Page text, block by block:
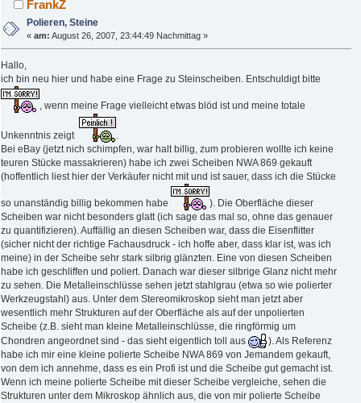
FrankZ
Polieren, Steine
«am: August 26, 2007, 23:44:49 Nachmittag »
Hallo,
ich bin neu hier und habe eine Frage zu Steinscheiben. Entschuldigt bitte
, wenn meine Frage vielleicht etwas blöd ist und meine totale
Unkenntnis zeigt
.
Bei eBay (jetzt nich schimpfen, war halt billig, zum probieren wollte ich keine
teuren Stücke massakrieren) habe ich zwei Scheiben NWA 869 gekauft
(hoffentlich liest hier der Verkäufer nicht mit und ist sauer, dass ich die Stücke
so unanständig billig bekommen habe
). Die Oberfläche dieser
Scheiben war nicht besonders glatt (ich sage das mal so, ohne das genauer
zu quantifizieren). Auffällig an diesen Scheiben war, dass die Eisenflitter
(sicher nicht der richtige Fachausdruck - ich hoffe aber, dass klar ist, was ich
meine) in der Scheibe sehr stark silbrig glänzten. Eine von diesen Scheiben
habe ich geschliffen und poliert. Danach war dieser silbrige Glanz nicht mehr
zu sehen. Die Metalleinschlüsse sehen jetzt stahlgrau (etwa so wie polierter
Werkzeugstahl) aus. Unter dem Stereomikroskop sieht man jetzt aber
wesentlich mehr Strukturen auf der Oberfläche als auf der unpolierten
Scheibe (z.B. sieht man kleine Metalleinschlüsse, die ringförmig um
Chondren angeordnet sind - das sieht eigentlich toll aus
). Als Referenz
habe ich mir eine kleine polierte Scheibe NWA 869 von Jemandem gekauft,
von dem ich annehme, dass es ein Profi ist und die Scheibe gut gemacht ist.
Wenn ich meine polierte Scheibe mit dieser Scheibe vergleiche, sehen die
Strukturen unter dem Mikroskop ähnlich aus, die von mir polierte Scheibe